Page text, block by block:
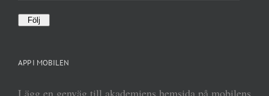
Följ
APP I MOBILEN
Lägg en genväg till akademiens hemsida på mobilens